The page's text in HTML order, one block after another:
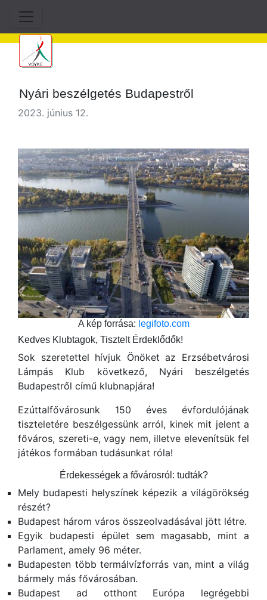
Nyári beszélgetés Budapestről
2023. június 12.
A kép forrása: legifoto.com
Kedves Klubtagok, Tisztelt Érdeklődők!
Sok szeretettel hívjuk Önöket az Erzsébetvárosi
Lámpás Klub következő, Nyári beszélgetés
Budapestről című klubnapjára!
Ezúttalfővárosunk 150 éves évfordulójának
tiszteletére beszélgessünk arról, kinek mit jelent a
főváros, szereti-e, vagy nem, illetve elevenítsük fel
játékos formában tudásunkat róla!
Érdekességek a fővárosról: tudták?
Mely budapesti helyszínek képezik a világörökség
részét?
Budapest három város összeolvadásával jött létre.
Egyik budapesti épület sem magasabb, mint a
Parlament, amely 96 méter.
Budapesten több termálvízforrás van, mint a világ
bármely más fővárosában.
Budapest ad otthont Európa legrégebbi